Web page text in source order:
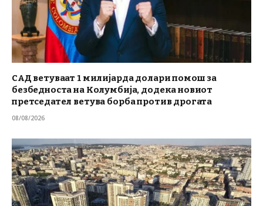
САД ветуваат 1 милијарда долари помош за
безбедноста на Колумбија, додека новиот
претседател ветува борба против дрогата
08/08/2026